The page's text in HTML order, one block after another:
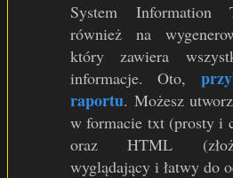
System Information
również na
który zawiera
informacje. Oto,
raportu. Możesz
w formacie txt (prosty i
oraz HTML
wyglądający i łatwy do